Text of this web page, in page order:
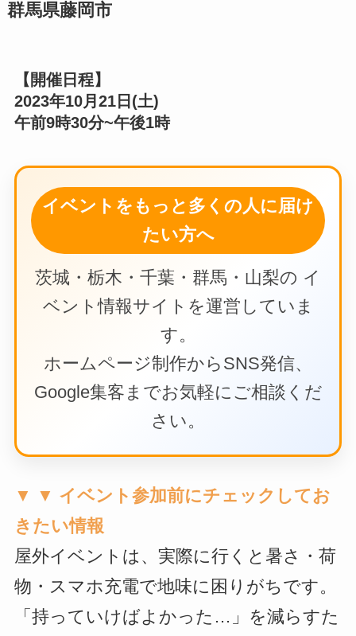
群馬県藤岡市
【開催日程】
2023年10月21日 (土)
午前9時30分~午後1時
イベントをもっと多くの人に届け
たい方へ
茨城・栃木・千葉・群馬・山梨の イ
ベント情報サイトを運営していま
す。
ホームページ制作からSNS発信、
Google集客までお気軽にご相談くだ
さい。
▼ ▼ イベント参加前にチェックしてお
きたい情報
屋外イベントは、実際に行くと暑さ・荷
物・スマホ充電で地味に困りがちです。
「持っていけばよかった…」を減らすた